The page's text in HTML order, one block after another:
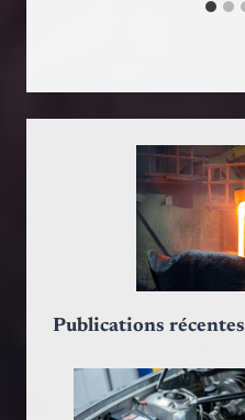
Publications récentes